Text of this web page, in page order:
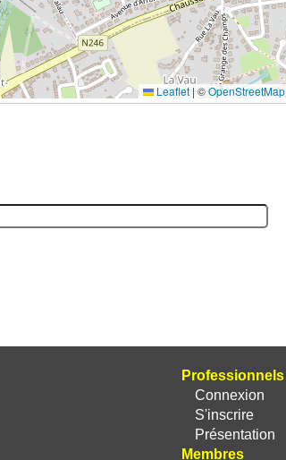
Leaflet | ©OpenStreetMap
Professionnels
Connexion
S'inscrire
Présentation
Membres